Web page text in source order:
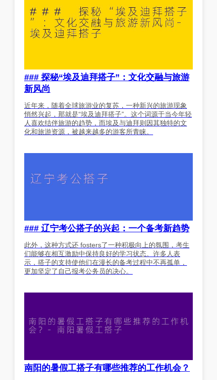
### 探秘“埃及迪拜搭子”：文化交融与旅游
新风尚
近年来，随着全球旅游业的复苏，一种新兴的旅游现象
悄然兴起，那就是“埃及迪拜搭子”。这个词源于当今年轻
人喜欢结伴旅游的趋势，而埃及与迪拜则因其独特的文
化和旅游资源，被越来越多的游客所青睐。
### 辽宁考公搭子的兴起：一个备考新趋势
此外，这种方式还 fosters了一种积极向上的氛围，考生
们能够在相互激励中保持良好的学习状态。许多人表
示，搭子的支持使他们在漫长的备考过程中不再孤单，
更加坚定了自己报考公务员的决心。
南阳的暑假工搭子有哪些推荐的工作机会？